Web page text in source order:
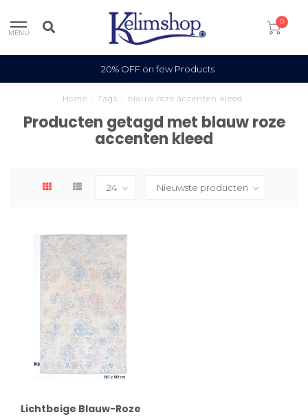
MENU
0
20% OFF on few Products
Home Tags blauw roze accenten kleed
Producten getagd met blauw roze
accenten kleed
Lichtbeige Blauw-Roze